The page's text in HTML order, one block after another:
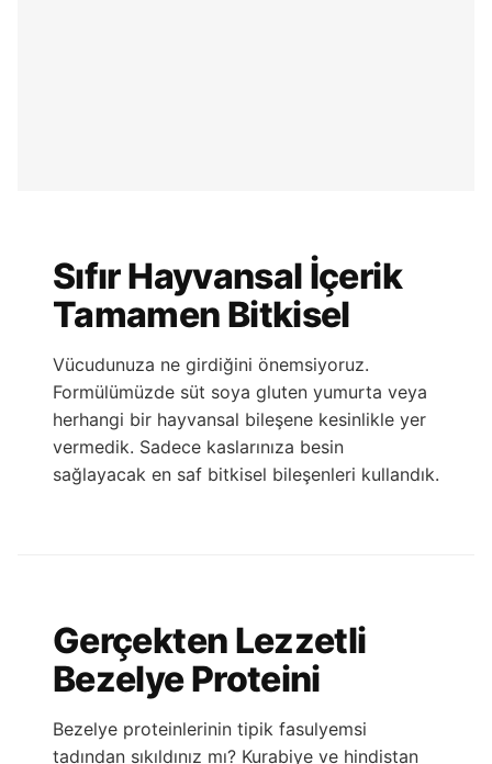
Sıfır Hayvansal İçerik
Tamamen Bitkisel
Vücudunuza ne girdiğini önemsiyoruz.
Formülümüzde süt soya gluten yumurta veya
herhangi bir hayvansal bileşene kesinlikle yer
vermedik. Sadece kaslarınıza besin
sağlayacak en saf bitkisel bileşenleri kullandık.
Gerçekten Lezzetli
Bezelye Proteini
Bezelye proteinlerinin tipik fasulyemsi
tadından sıkıldınız mı? Kurabiye ve hindistan